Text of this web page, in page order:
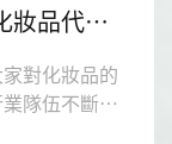
化妝品代工價格一般是多少？化妝品代工備案流程是什么？
對化妝品的
隊伍不斷的